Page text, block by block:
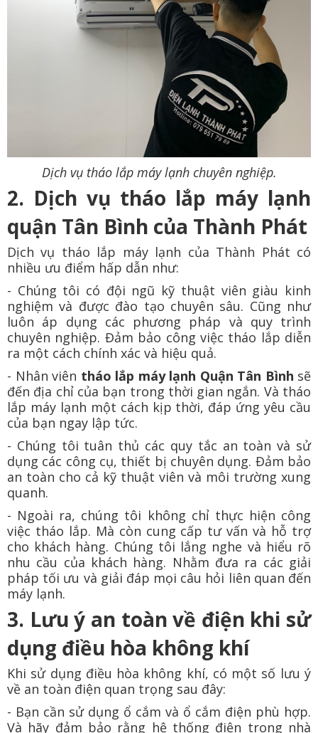
Dịch vụ tháo lắp máy lạnh chuyên nghiệp.
2. Dịch vụ tháo lắp máy lạnh
quận Tân Bình của Thành Phát
Dịch vụ tháo lắp máy lạnh của Thành Phát có
nhiều ưu điểm hấp dẫn như:
- Chúng tôi có đội ngũ kỹ thuật viên giàu kinh
nghiệm và được đào tạo chuyên sâu. Cũng như
luôn áp dụng các phương pháp và quy trình
chuyên nghiệp. Đảm bảo công việc tháo lắp diễn
ra một cách chính xác và hiệu quả.
- Nhân viên tháo lắp máy lạnh Quận Tân Bình sẽ
đến địa chỉ của bạn trong thời gian ngắn. Và tháo
lắp máy lạnh một cách kịp thời, đáp ứng yêu cầu
của bạn ngay lập tức.
- Chúng tôi tuân thủ các quy tắc an toàn và sử
dụng các công cụ, thiết bị chuyên dụng. Đảm bảo
an toàn cho cả kỹ thuật viên và môi trường xung
quanh.
- Ngoài ra, chúng tôi không chỉ thực hiện công
việc tháo lắp. Mà còn cung cấp tư vấn và hỗ trợ
cho khách hàng. Chúng tôi lắng nghe và hiểu rõ
nhu cầu của khách hàng. Nhằm đưa ra các giải
pháp tối ưu và giải đáp mọi câu hỏi liên quan đến
máy lạnh.
3. Lưu ý an toàn về điện khi sử
dụng điều hòa không khí
Khi sử dụng điều hòa không khí, có một số lưu ý
về an toàn điện quan trọng sau đây:
- Bạn cần sử dụng ổ cắm và ổ cắm điện phù hợp.
Và hãy đảm bảo rằng hệ thống điện trong nhà